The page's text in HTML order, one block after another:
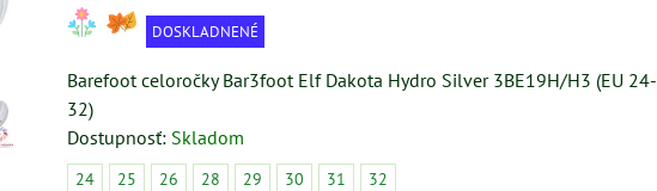
DOSKLADNENÉ
Barefoot celoročky Bar3foot Elf Dakota Hydro Silver 3BE19H/H3 (EU 24-
32)
Dostupnosť: Skladom
24 25 26 28 29 30 31 32